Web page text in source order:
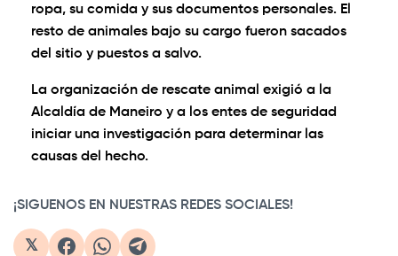
ropa, su comida y sus documentos personales. El
resto de animales bajo su cargo fueron sacados
del sitio y puestos a salvo.
La organización de rescate animal exigió a la
Alcaldía de Maneiro y a los entes de seguridad
iniciar una investigación para determinar las
causas del hecho.
¡SIGUENOS EN NUESTRAS REDES SOCIALES!
𝕏